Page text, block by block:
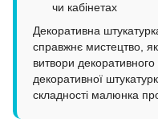
чи кабінетах
Декоративна
справжнє мистецтво,
витвори
декоративної
складності малюнка